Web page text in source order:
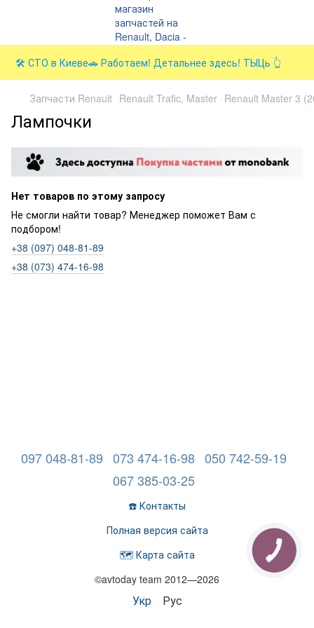
🛠️ СТО в Киеве🚗 Работаем! Детальнее здесь! ТЫЦь 👆
Запчасти Renault Renault Trafic, Master Renault Master 3
Лампочки
Нет товаров по этому запросу
Не смогли найти товар? Менеджер поможет Вам с
подбором!
+38 (097) 048-81-89
+38 (073) 474-16-98
097 048-81-89 073 474-16-98 050 742-59-19
067 385-03-25
☎️ Контакты
Полная версия сайта
🗺️ Карта сайта
©avtoday team 2012—2026
Укр Рус